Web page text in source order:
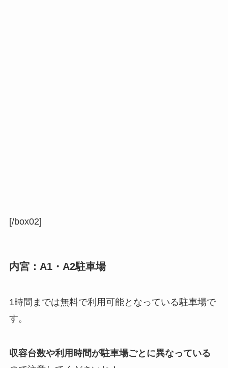
[/box02]
内宮：A1・A2駐車場
1時間までは無料で利用可能となっている駐車場で
す。
収容台数や利用時間が駐車場ごとに異なっている